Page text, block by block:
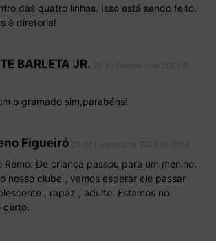
das quatro linhas. Isso está sendo feito.
à diretoria!
BARLETA JR.
o gramado sim,parabéns!
Figueiró
Remo: De criança passou para um menino.
nosso clube , vamos esperar ele passar
, rapaz , adulto. Estamos no
certo.